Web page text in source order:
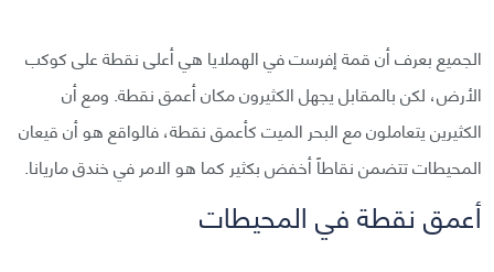
الجميع بعرف أن قمة إفرست في الهملايا هي أعلى نقطة على كوكب
الأرض، لكن بالمقابل يجهل الكثيرون مكان أعمق نقطة. ومع أن
الكثيرين يتعاملون مع البحر الميت كأعمق نقطة، فالواقع هو أن قيعان
المحيطات تتضمن نقاطاً أخفض بكثير كما هو الامر في خندق ماريانا.
أعمق نقطة في المحيطات